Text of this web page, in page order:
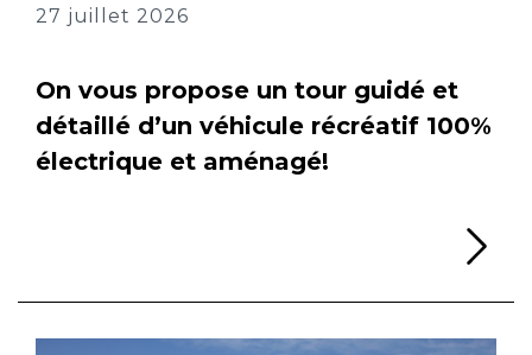
27 juillet 2026
On vous propose un tour guidé et
détaillé d’un véhicule récréatif 100%
électrique et aménagé!